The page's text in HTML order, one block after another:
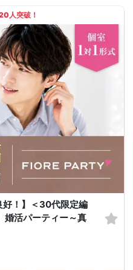
人突破！
好！】＜30代限定編
婚活パーティー～真